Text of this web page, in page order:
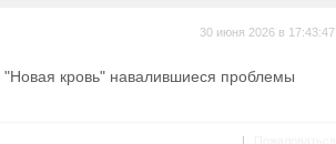
30 июня 2026 в 17:43:47
"Новая кровь" навалившиеся проблемы
|